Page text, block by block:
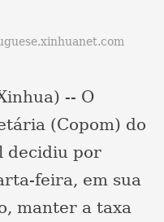
-- O
(Copom) do
decidiu por
feira, em sua
manter a taxa